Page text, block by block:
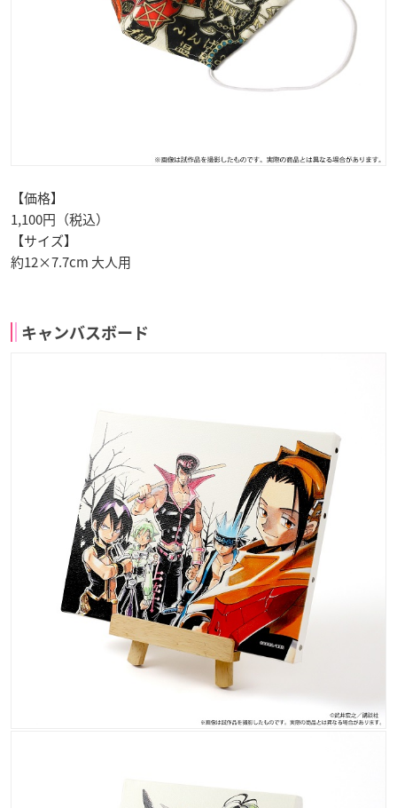
【価格】
1,100円（税込）
【サイズ】
約12×7.7cm 大人用
キャンバスボード